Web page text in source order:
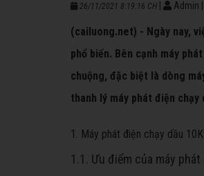
26/11/2021 8:19:16 CH Admin
(cailuong.net) - Ngày nay,
phổ biến. Bên cạnh máy
chuộng, đặc biệt là dòng
thanh lý máy phát điện chạy
1. Máy phát điện chạy dầu
1.1. Ưu điểm của máy